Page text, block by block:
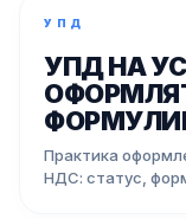
УПД
УПД НА
Практика
НДС: статус,